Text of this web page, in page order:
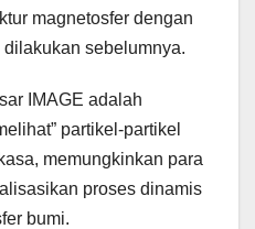
magnetosfer dengan
sebelumnya.
IMAGE adalah
partikel-partikel
memungkinkan para
proses dinamis
bumi.